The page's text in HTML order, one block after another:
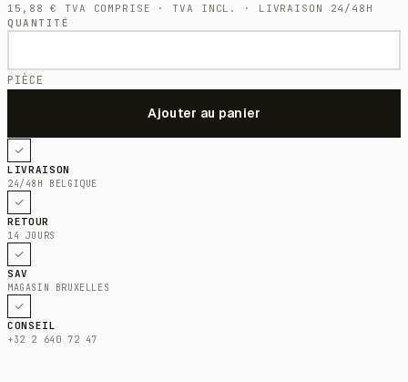
15,88€
TVA COMPRISE · TVA INCL. · LIVRAISON 24/48H
QUANTITÉ
PIÈCE
LIVRAISON
24/48H BELGIQUE
RETOUR
14 JOURS
SAV
MAGASIN BRUXELLES
CONSEIL
+32 2 640 72 47